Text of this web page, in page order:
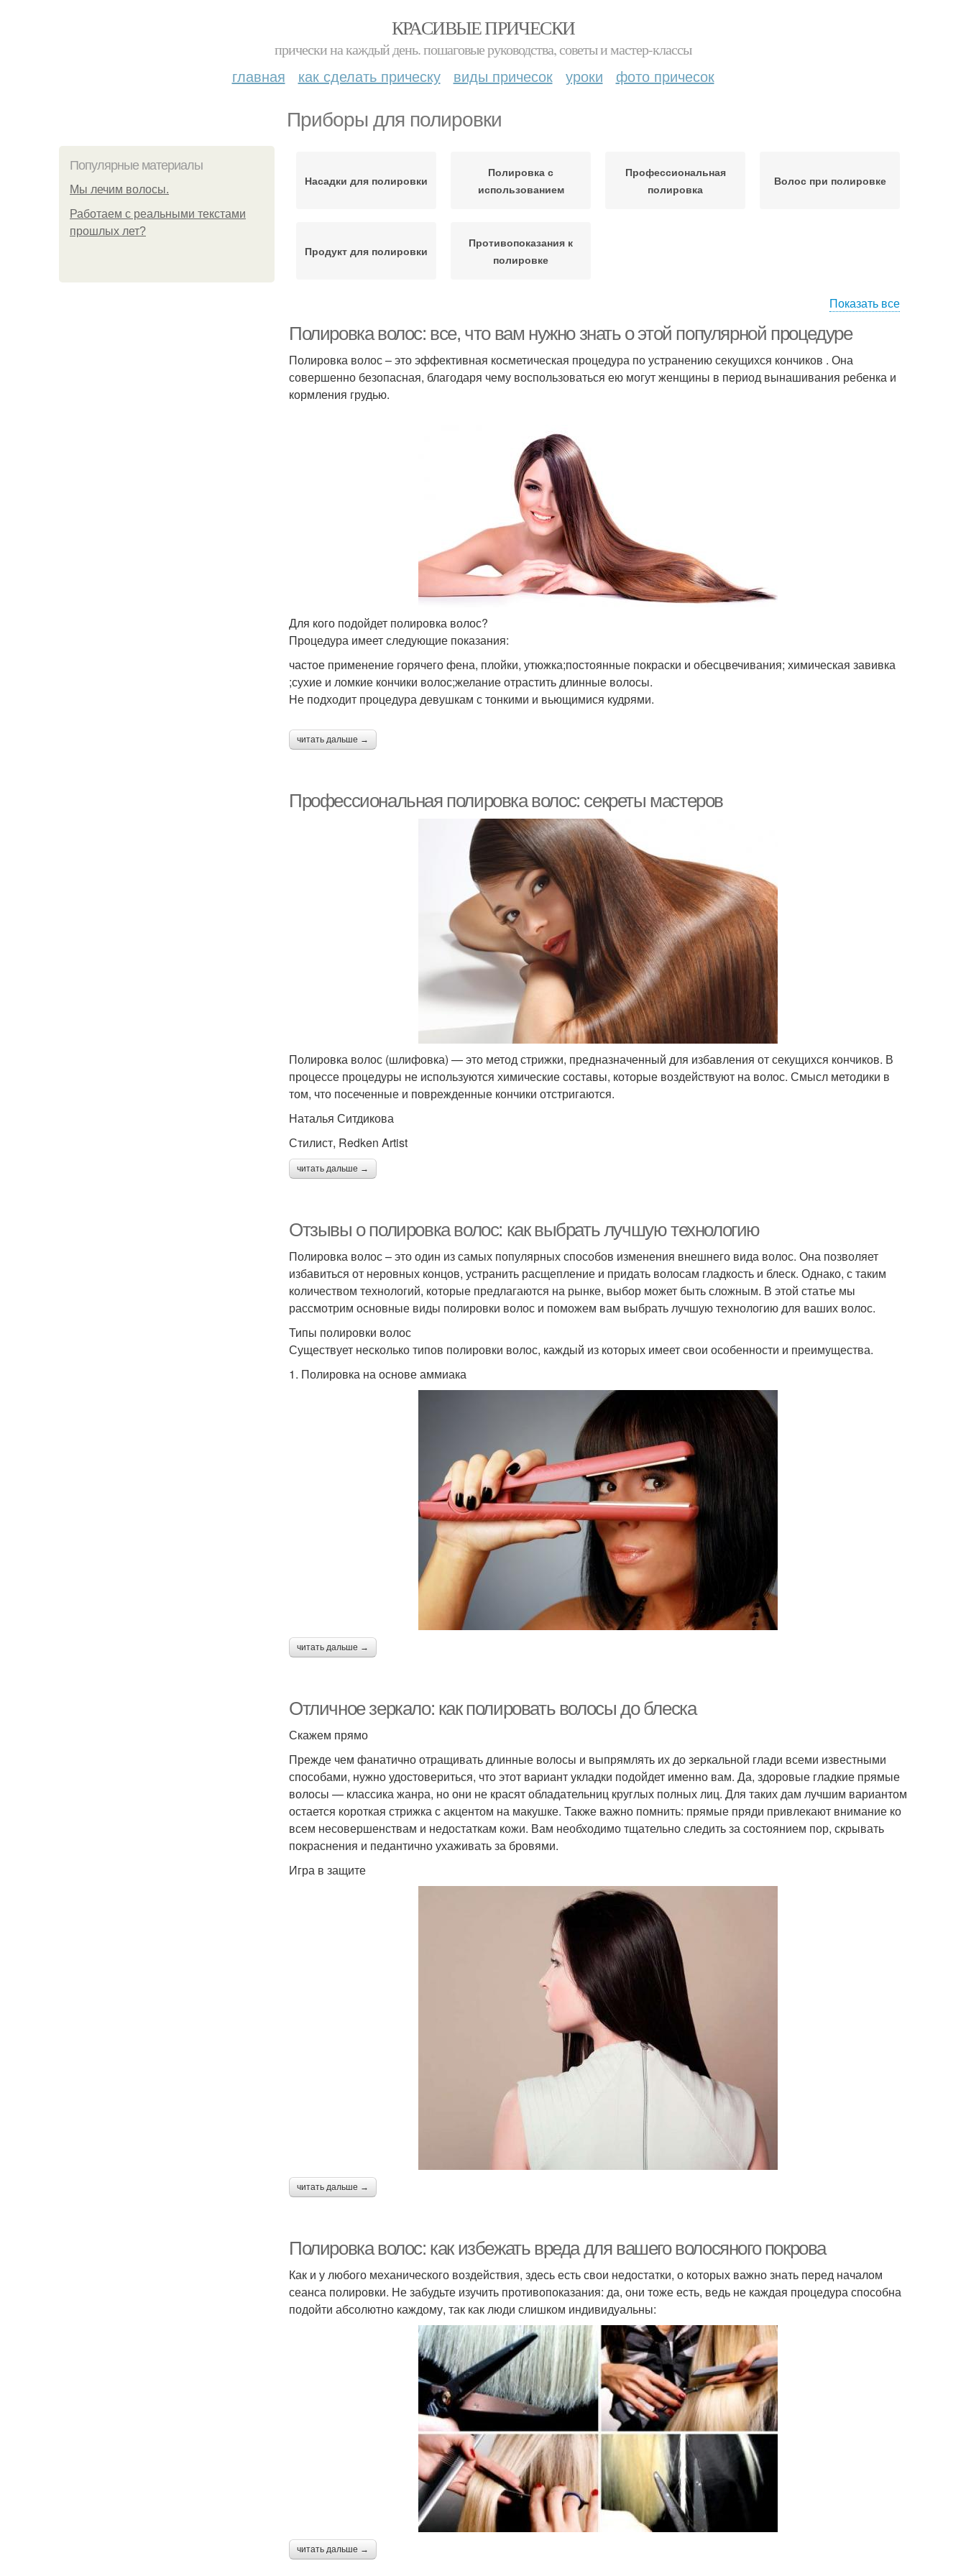
КРАСИВЫЕ ПРИЧЕСКИ
прически на каждый день. пошаговые руководства, советы и мастер-классы
главная как сделать прическу виды причесок уроки фото причесок
Приборы для полировки
Популярные материалы
Мы лечим волосы.
Работаем с реальными текстами
прошлых лет?
Насадки для полировки
Полировка с
использованием
Профессиональная
полировка
Волос при полировке
Продукт для полировки
Противопоказания к
полировке
Показать все
Полировка волос: все, что вам нужно знать о этой популярной процедуре
Полировка волос – это эффективная косметическая процедура по устранению секущихся кончиков . Она
совершенно безопасная, благодаря чему воспользоваться ею могут женщины в период вынашивания ребенка и
кормления грудью.
Для кого подойдет полировка волос?
Процедура имеет следующие показания:
частое применение горячего фена, плойки, утюжка;постоянные покраски и обесцвечивания; химическая завивка
;сухие и ломкие кончики волос;желание отрастить длинные волосы.
Не подходит процедура девушкам с тонкими и вьющимися кудрями.
читать дальше →
Профессиональная полировка волос: секреты мастеров
Полировка волос (шлифовка) — это метод стрижки, предназначенный для избавления от секущихся кончиков. В
процессе процедуры не используются химические составы, которые воздействуют на волос. Смысл методики в
том, что посеченные и поврежденные кончики отстригаются.
Наталья Ситдикова
Стилист, Redken Artist
читать дальше →
Отзывы о полировка волос: как выбрать лучшую технологию
Полировка волос – это один из самых популярных способов изменения внешнего вида волос. Она позволяет
избавиться от неровных концов, устранить расщепление и придать волосам гладкость и блеск. Однако, с таким
количеством технологий, которые предлагаются на рынке, выбор может быть сложным. В этой статье мы
рассмотрим основные виды полировки волос и поможем вам выбрать лучшую технологию для ваших волос.
Типы полировки волос
Существует несколько типов полировки волос, каждый из которых имеет свои особенности и преимущества.
1. Полировка на основе аммиака
читать дальше →
Отличное зеркало: как полировать волосы до блеска
Скажем прямо
Прежде чем фанатично отращивать длинные волосы и выпрямлять их до зеркальной глади всеми известными
способами, нужно удостовериться, что этот вариант укладки подойдет именно вам. Да, здоровые гладкие прямые
волосы — классика жанра, но они не красят обладательниц круглых полных лиц. Для таких дам лучшим вариантом
остается короткая стрижка с акцентом на макушке. Также важно помнить: прямые пряди привлекают внимание ко
всем несовершенствам и недостаткам кожи. Вам необходимо тщательно следить за состоянием пор, скрывать
покраснения и педантично ухаживать за бровями.
Игра в защите
читать дальше →
Полировка волос: как избежать вреда для вашего волосяного покрова
Как и у любого механического воздействия, здесь есть свои недостатки, о которых важно знать перед началом
сеанса полировки. Не забудьте изучить противопоказания: да, они тоже есть, ведь не каждая процедура способна
подойти абсолютно каждому, так как люди слишком индивидуальны:
читать дальше →